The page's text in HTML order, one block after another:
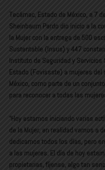
Tecámac, Estado de México, a 7
Sheinbaum Pardo dio inicio a la
la Mujer con la entrega de 500
Sustentable (Insus) y 447
Instituto de Seguridad y
Estado (Fovissste) a mujeres del
México, como parte de un
para reconocer a todas las
“Hoy estamos iniciando varias
de la Mujer, en realidad vamos a
dedicamos todos los días, pero
a las mujeres. El día de hoy
propietarias, fíjense, algo tan